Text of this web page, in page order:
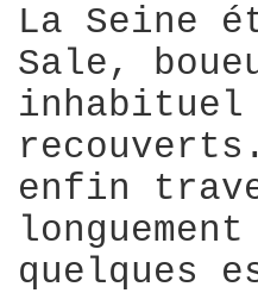
La Seine
Sale,
inhabituel
enfin
quelques